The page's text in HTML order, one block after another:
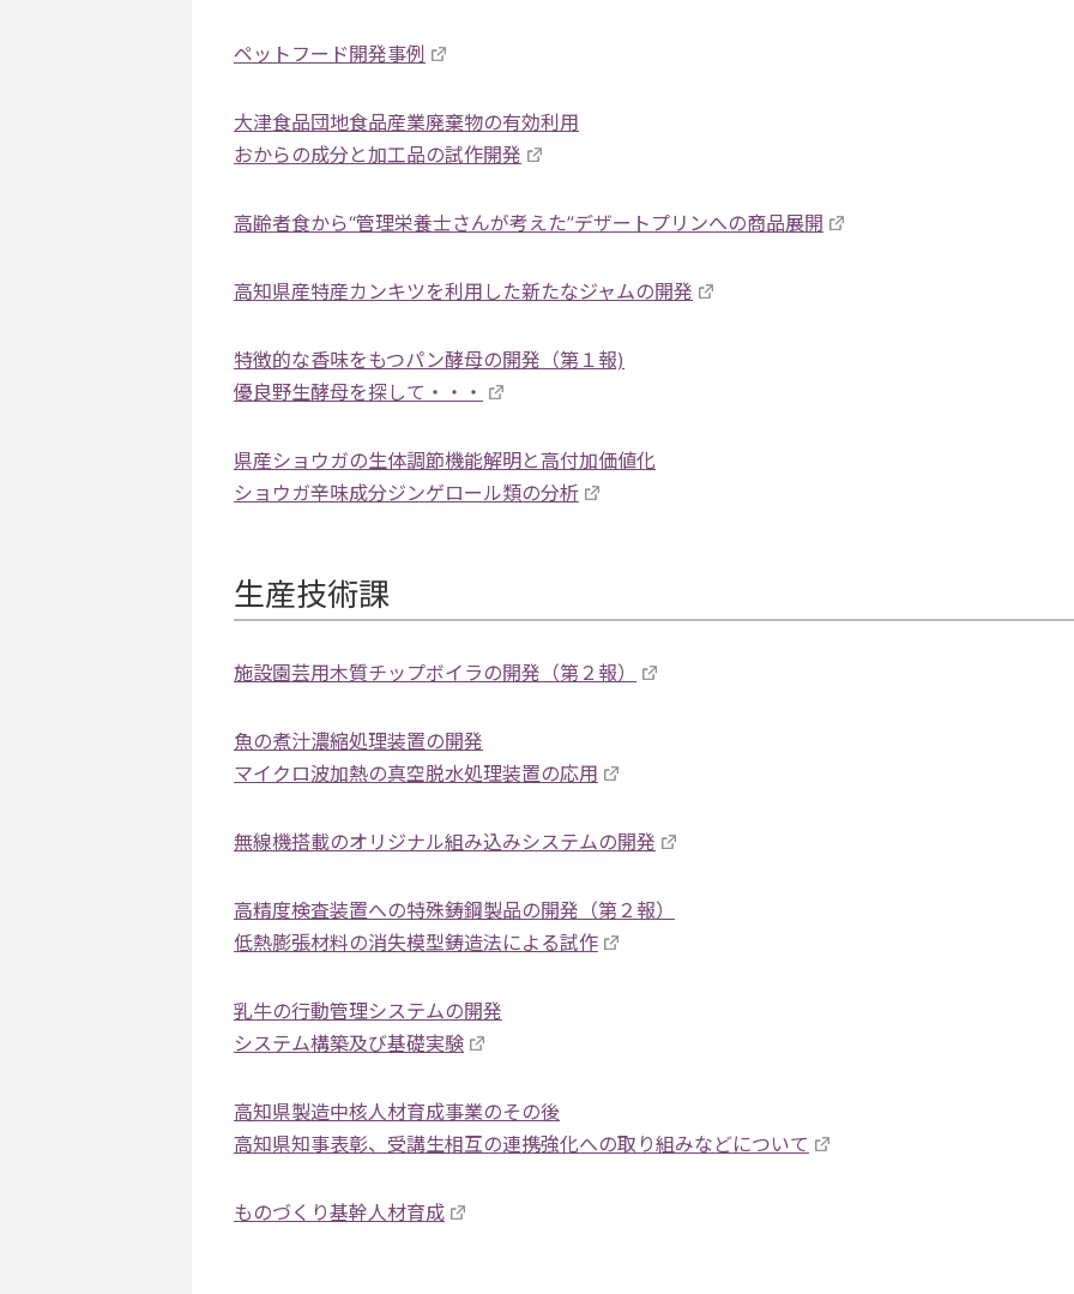
ペットフード開発事例
大津食品団地食品産業廃棄物の有効利用
おからの成分と加工品の試作開発
高齢者食から“管理栄養士さんが考えた”デザートプリンへの商品展開
高知県産特産カンキツを利用した新たなジャムの開発
特徴的な香味をもつパン酵母の開発（第１報)
優良野生酵母を探して・・・
県産ショウガの生体調節機能解明と高付加価値化
ショウガ辛味成分ジンゲロール類の分析
生産技術課
施設園芸用木質チップボイラの開発（第２報）
魚の煮汁濃縮処理装置の開発
マイクロ波加熱の真空脱水処理装置の応用
無線機搭載のオリジナル組み込みシステムの開発
高精度検査装置への特殊鋳鋼製品の開発（第２報）
低熱膨張材料の消失模型鋳造法による試作
乳牛の行動管理システムの開発
システム構築及び基礎実験
高知県製造中核人材育成事業のその後
高知県知事表彰、受講生相互の連携強化への取り組みなどについて
ものづくり基幹人材育成